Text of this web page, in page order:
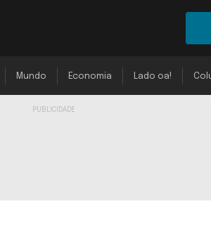
Mundo Economia Lado oa!